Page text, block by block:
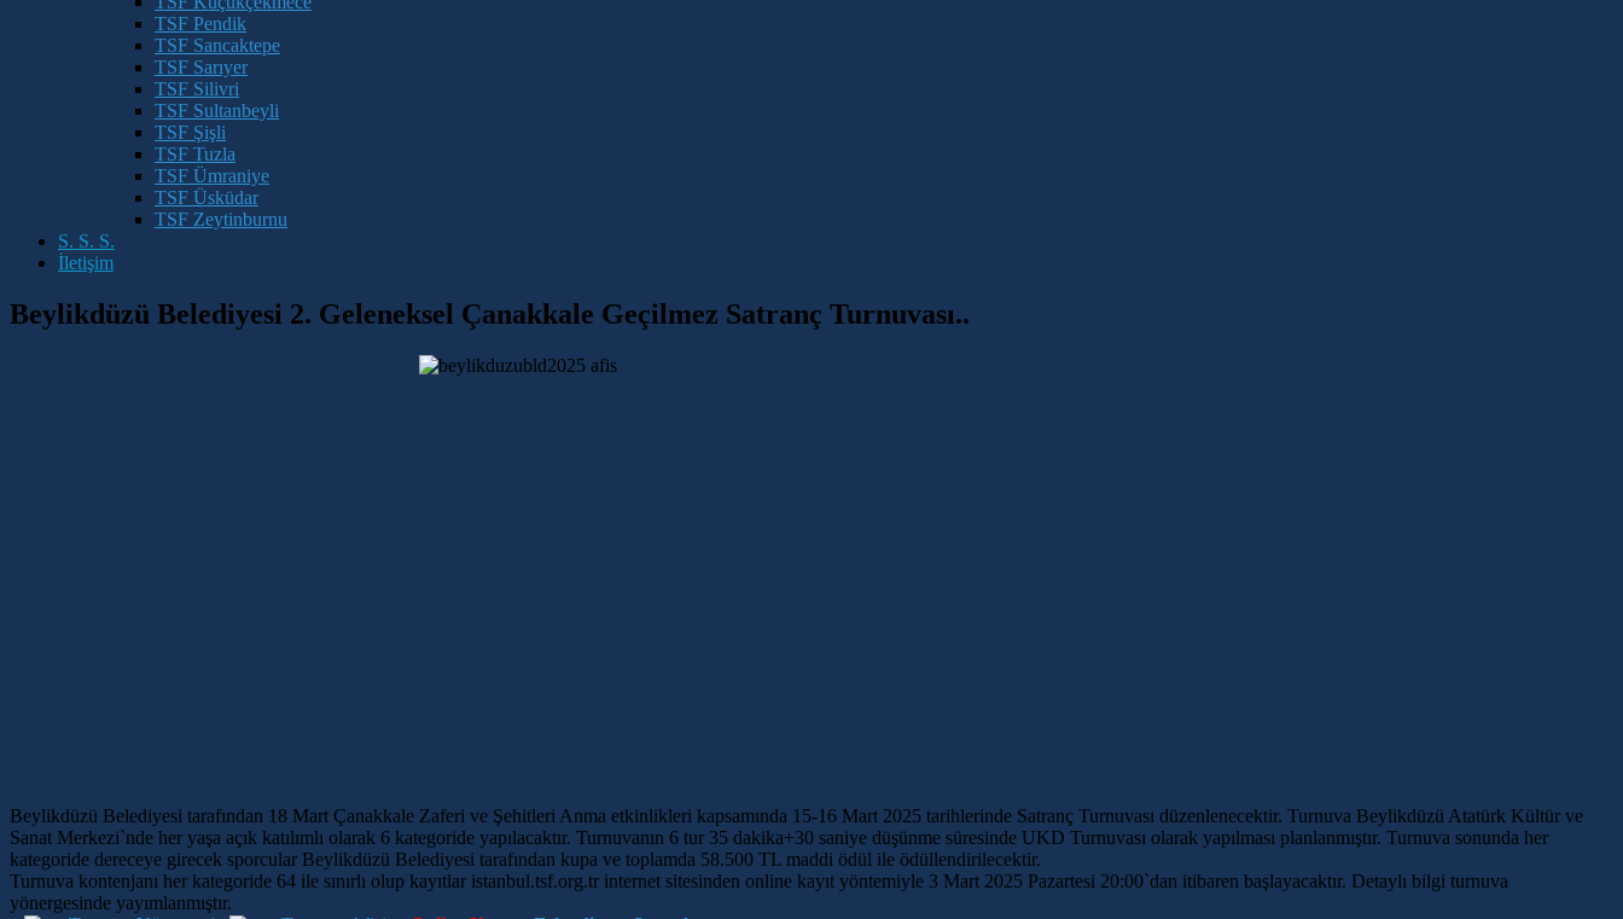
TSF Pendik
TSF Sancaktepe
TSF Sarıyer
TSF Silivri
TSF Sultanbeyli
TSF Şişli
TSF Tuzla
TSF Ümraniye
TSF Üsküdar
TSF Zeytinburnu
S. S. S.
İletişim
Beylikdüzü Belediyesi 2. Geleneksel Çanakkale Geçilmez Satranç Turnuvası..
Beylikdüzü Belediyesi tarafından 18 Mart Çanakkale Zaferi ve Şehitleri Anma etkinlikleri kapsamında 15-16 Mart 2025 tarihlerinde Satranç Turnuvası düzenlenecektir. Turnuva Beylikdüzü Atatürk Kültür ve
Sanat Merkezi`nde her yaşa açık katılımlı olarak 6 kategoride yapılacaktır. Turnuvanın 6 tur 35 dakika+30 saniye düşünme süresinde UKD Turnuvası olarak yapılması planlanmıştır. Turnuva sonunda her
kategoride dereceye girecek sporcular Beylikdüzü Belediyesi tarafından kupa ve toplamda 58.500 TL maddi ödül ile ödüllendirilecektir.
Turnuva kontenjanı her kategoride 64 ile sınırlı olup kayıtlar istanbul.tsf.org.tr internet sitesinden online kayıt yöntemiyle 3 Mart 2025 Pazartesi 20:00`dan itibaren başlayacaktır. Detaylı bilgi turnuva
yönergesinde yayımlanmıştır.